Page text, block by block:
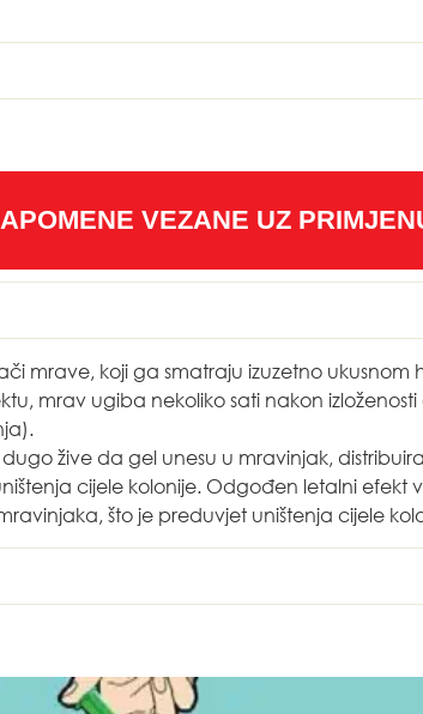
VEZANE UZ
mrave, koji ga smatraju izuzetno ukusnom
mrav ugiba nekoliko sati nakon
žive da gel unesu u mravinjak,
cijele kolonije. Odgođen letalni efekt
što je preduvjet uništenja cijele